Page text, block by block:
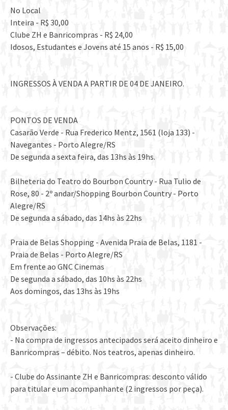
No Local
Inteira - R$ 30,00
Clube ZH e Banricompras - R$ 24,00
Idosos, Estudantes e Jovens até 15 anos - R$ 15,00
INGRESSOS À VENDA A PARTIR DE 04 DE JANEIRO.
PONTOS DE VENDA
Casarão Verde - Rua Frederico Mentz, 1561 (loja 133) -
Navegantes - Porto Alegre/RS
De segunda a sexta feira, das 13hs às 19hs.
Bilheteria do Teatro do Bourbon Country - Rua Tulio de
Rose, 80 - 2º andar/Shopping Bourbon Country - Porto
Alegre/RS
De segunda a sábado, das 14hs às 22hs
Praia de Belas Shopping - Avenida Praia de Belas, 1181 -
Praia de Belas - Porto Alegre/RS
Em frente ao GNC Cinemas
De segunda a sábado, das 10hs às 22hs
Aos domingos, das 13hs às 19hs
Observações:
- Na compra de ingressos antecipados será aceito dinheiro e
Banricompras – débito. Nos teatros, apenas dinheiro.
- Clube do Assinante ZH e Banricompras: desconto válido
para titular e um acompanhante (2 ingressos por peça).